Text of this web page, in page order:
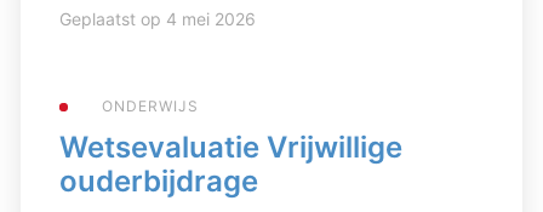
Geplaatst op 4 mei 2026
ONDERWIJS
Wetsevaluatie Vrijwillige
ouderbijdrage